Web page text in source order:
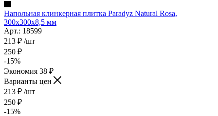
Напольная клинкерная плитка Paradyz Natural Rosa,
300x300x8,5 мм
Арт.: 18599
213 ₽ /шт
250 ₽
-15%
Экономия 38 ₽
Варианты цен
213 ₽ /шт
250 ₽
-15%